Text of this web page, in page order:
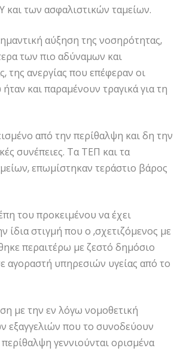
των ασφαλιστικών ταμείων.
αύξηση της νοσηρότητας,
των πιο αδύναμων και
ανεργίας που επέφεραν οι
και παραμένουν τραγικά για τη
από την περίθαλψη και δη την
συνέπειες. Τα ΤΕΠ και τα
επωμίστηκαν τεράστιο βάρος
του προκειμένου να έχει
στιγμή που ο ,σχετιζόμενος με
περαιτέρω με ζεστό δημόσιο
αγοραστή υπηρεσιών υγείας από το
με την εν λόγω νομοθετική
που το συνοδεύουν
γεννιούνται ορισμένα